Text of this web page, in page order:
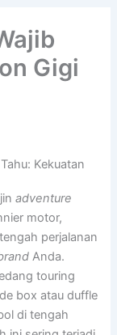
Gigi
Kekuatan
adventure
motor,
perjalanan
Anda.
touring
box atau duffle
di tengah